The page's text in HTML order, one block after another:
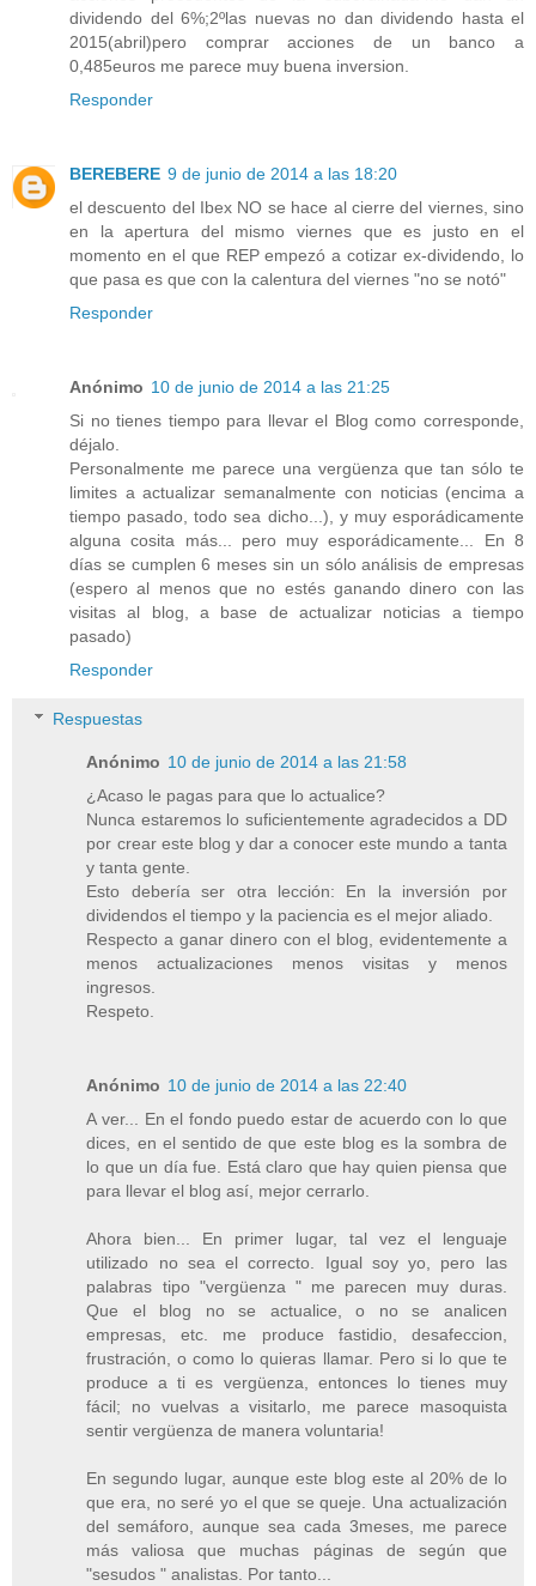
dividendo del 6%;2ºlas nuevas no dan dividendo hasta el
2015(abril)pero comprar acciones de un banco a
0,485euros me parece muy buena inversion.
Responder
BEREBERE 9 de junio de 2014 a las 18:20
el descuento del Ibex NO se hace al cierre del viernes, sino
en la apertura del mismo viernes que es justo en el
momento en el que REP empezó a cotizar ex-dividendo, lo
que pasa es que con la calentura del viernes "no se notó"
Responder
Anónimo 10 de junio de 2014 a las 21:25
Si no tienes tiempo para llevar el Blog como corresponde,
déjalo.
Personalmente me parece una vergüenza que tan sólo te
limites a actualizar semanalmente con noticias (encima a
tiempo pasado, todo sea dicho...), y muy esporádicamente
alguna cosita más... pero muy esporádicamente... En 8
días se cumplen 6 meses sin un sólo análisis de empresas
(espero al menos que no estés ganando dinero con las
visitas al blog, a base de actualizar noticias a tiempo
pasado)
Responder
Respuestas
Anónimo 10 de junio de 2014 a las 21:58
¿Acaso le pagas para que lo actualice?
Nunca estaremos lo suficientemente agradecidos a DD
por crear este blog y dar a conocer este mundo a tanta
y tanta gente.
Esto debería ser otra lección: En la inversión por
dividendos el tiempo y la paciencia es el mejor aliado.
Respecto a ganar dinero con el blog, evidentemente a
menos actualizaciones menos visitas y menos
ingresos.
Respeto.
Anónimo 10 de junio de 2014 a las 22:40
A ver... En el fondo puedo estar de acuerdo con lo que
dices, en el sentido de que este blog es la sombra de
lo que un día fue. Está claro que hay quien piensa que
para llevar el blog así, mejor cerrarlo.
Ahora bien... En primer lugar, tal vez el lenguaje
utilizado no sea el correcto. Igual soy yo, pero las
palabras tipo "vergüenza " me parecen muy duras.
Que el blog no se actualice, o no se analicen
empresas, etc. me produce fastidio, desafeccion,
frustración, o como lo quieras llamar. Pero si lo que te
produce a ti es vergüenza, entonces lo tienes muy
fácil; no vuelvas a visitarlo, me parece masoquista
sentir vergüenza de manera voluntaria!
En segundo lugar, aunque este blog este al 20% de lo
que era, no seré yo el que se queje. Una actualización
del semáforo, aunque sea cada 3meses, me parece
más valiosa que muchas páginas de según que
"sesudos " analistas. Por tanto...